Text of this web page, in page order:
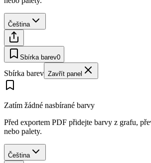
Čeština
Sbírka barev0
Sbírka barev Zavřít panel
Zatím žádné nasbírané barvy
Před exportem PDF přidejte barvy z grafu,
nebo palety.
Čeština